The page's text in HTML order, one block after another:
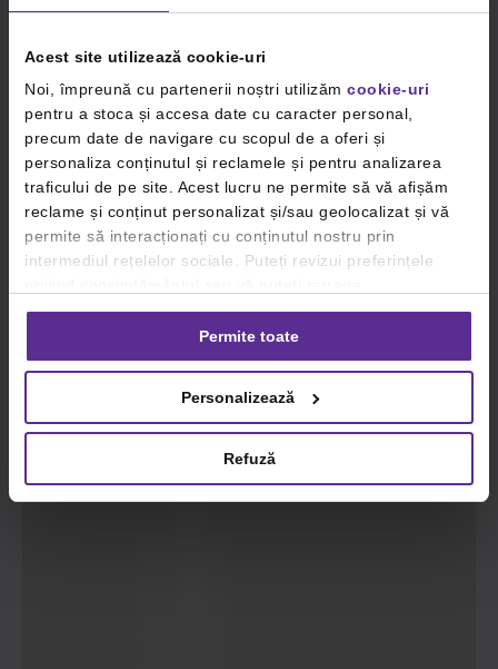
Acest site utilizează cookie-uri
Noi, împreună cu partenerii noștri utilizăm cookie-uri
pentru a stoca și accesa date cu caracter personal,
precum date de navigare cu scopul de a oferi și
personaliza conținutul și reclamele și pentru analizarea
traficului de pe site. Acest lucru ne permite să vă afișăm
reclame și conținut personalizat și/sau geolocalizat și vă
permite să interacționați cu conținutul nostru prin
intermediul rețelelor sociale. Puteți revizui preferințele
consimțământul oricând, făcând click pe linkul către
setările dvs. de cookie-uri.
privind utilizarea modulelor cookie.Detalii
Permite toate
Personalizează
Refuză